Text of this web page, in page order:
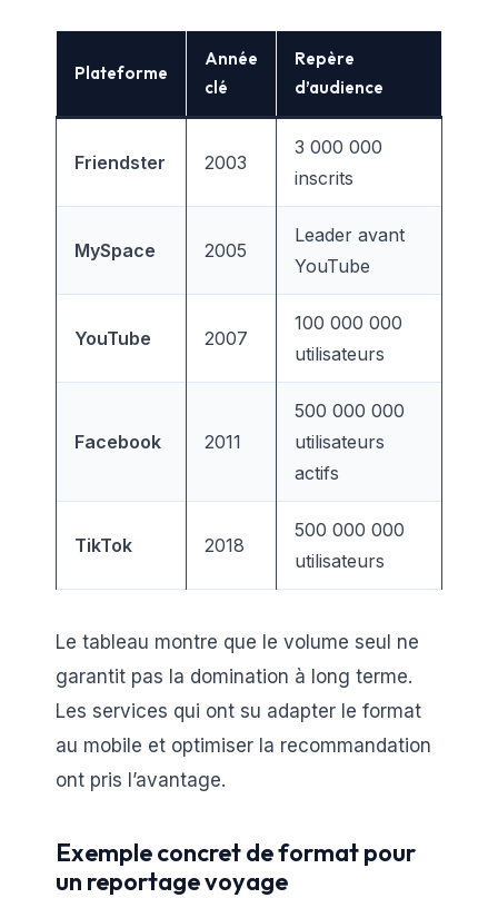
Plateforme
Année
clé
Repère
d’audience
Friendster 2003
3 000 000
inscrits
MySpace 2005
Leader avant
YouTube
YouTube 2007
100 000 000
utilisateurs
Facebook 2011
500 000 000
utilisateurs
actifs
TikTok 2018
500 000 000
utilisateurs
Le tableau montre que le volume seul ne
garantit pas la domination à long terme.
Les services qui ont su adapter le format
au mobile et optimiser la recommandation
ont pris l’avantage.
Exemple concret de format pour
un reportage voyage